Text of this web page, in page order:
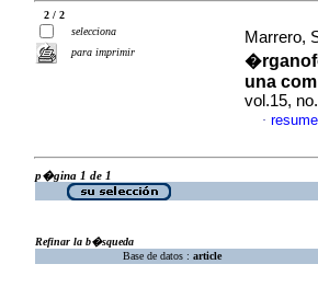
2 / 2
selecciona
para imprimir
Marrero,
una
vol.15,
·
p�gina 1 de 1
Refinar la b�squeda
Base de datos : article